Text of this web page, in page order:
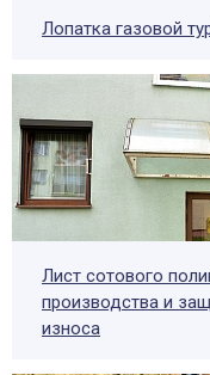
Лопатка газовой
Лист сотового
производства и
износа